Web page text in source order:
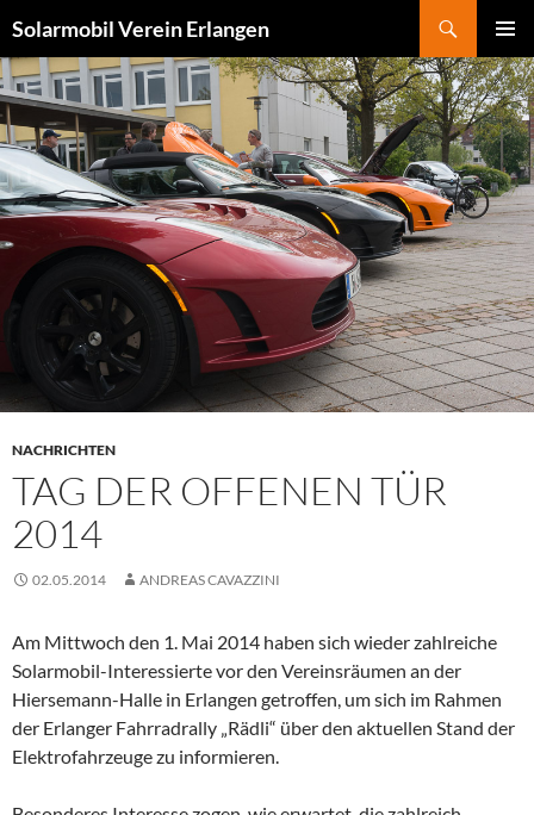
Inhalt
springen
Solarmobil Verein Erlangen
MENÜ
NACHRICHTEN
TAG DER OFFENEN TÜR
2014
02.05.2014 ANDREAS CAVAZZINI
Am Mittwoch den 1. Mai 2014 haben sich wieder zahlreiche
Solarmobil-Interessierte vor den Vereinsräumen an der
Hiersemann-Halle in Erlangen getroffen, um sich im Rahmen
der Erlanger Fahrradrally „Rädli“ über den aktuellen Stand der
Elektrofahrzeuge zu informieren.